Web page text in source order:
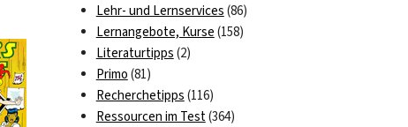
Lehr- und Lernservices (86)
Lernangebote, Kurse (158)
Literaturtipps (2)
Primo (81)
Recherchetipps (116)
Ressourcen im Test(364)